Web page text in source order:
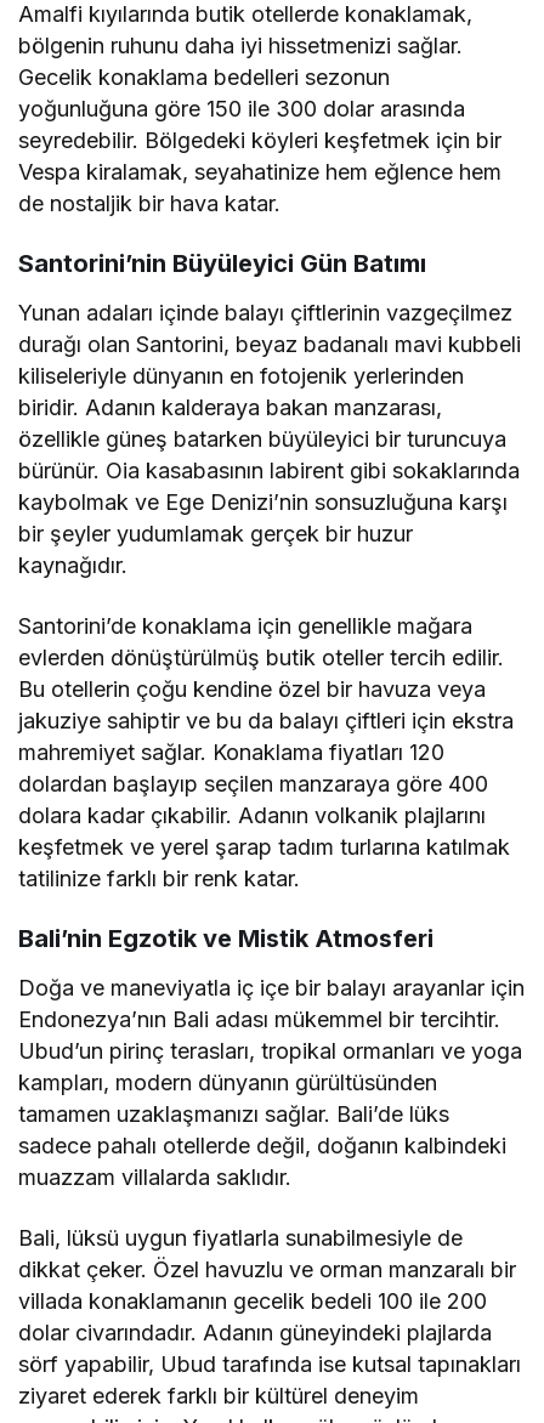
Amalfi kıyılarında butik otellerde konaklamak,
bölgenin ruhunu daha iyi hissetmenizi sağlar.
Gecelik konaklama bedelleri sezonun
yoğunluğuna göre 150 ile 300 dolar arasında
seyredebilir. Bölgedeki köyleri keşfetmek için bir
Vespa kiralamak, seyahatinize hem eğlence hem
de nostaljik bir hava katar.
Santorini’nin Büyüleyici Gün Batımı
Yunan adaları içinde balayı çiftlerinin vazgeçilmez
durağı olan Santorini, beyaz badanalı mavi kubbeli
kiliseleriyle dünyanın en fotojenik yerlerinden
biridir. Adanın kalderaya bakan manzarası,
özellikle güneş batarken büyüleyici bir turuncuya
bürünür. Oia kasabasının labirent gibi sokaklarında
kaybolmak ve Ege Denizi’nin sonsuzluğuna karşı
bir şeyler yudumlamak gerçek bir huzur
kaynağıdır.
Santorini’de konaklama için genellikle mağara
evlerden dönüştürülmüş butik oteller tercih edilir.
Bu otellerin çoğu kendine özel bir havuza veya
jakuziye sahiptir ve bu da balayı çiftleri için ekstra
mahremiyet sağlar. Konaklama fiyatları 120
dolardan başlayıp seçilen manzaraya göre 400
dolara kadar çıkabilir. Adanın volkanik plajlarını
keşfetmek ve yerel şarap tadım turlarına katılmak
tatilinize farklı bir renk katar.
Bali’nin Egzotik ve Mistik Atmosferi
Doğa ve maneviyatla iç içe bir balayı arayanlar için
Endonezya’nın Bali adası mükemmel bir tercihtir.
Ubud’un pirinç terasları, tropikal ormanları ve yoga
kampları, modern dünyanın gürültüsünden
tamamen uzaklaşmanızı sağlar. Bali’de lüks
sadece pahalı otellerde değil, doğanın kalbindeki
muazzam villalarda saklıdır.
Bali, lüksü uygun fiyatlarla sunabilmesiyle de
dikkat çeker. Özel havuzlu ve orman manzaralı bir
villada konaklamanın gecelik bedeli 100 ile 200
dolar civarındadır. Adanın güneyindeki plajlarda
sörf yapabilir, Ubud tarafında ise kutsal tapınakları
ziyaret ederek farklı bir kültürel deneyim